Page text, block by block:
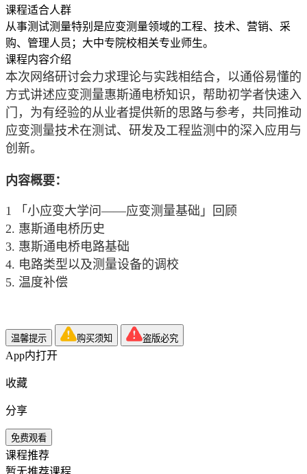
课程适合人群
从事测试测量特别是应变测量领域的工程、技术、营销、采
购、管理人员；大中专院校相关专业师生。
课程内容介绍
本次网络研讨会力求理论与实践相结合，以通俗易懂的
方式讲述应变测量惠斯通电桥知识，帮助初学者快速入
门，为有经验的从业者提供新的思路与参考，共同推动
应变测量技术在测试、研发及工程监测中的深入应用与
创新。
内容概要：
1 「小应变大学问——应变测量基础」回顾
2. 惠斯通电桥历史
3. 惠斯通电桥电路基础
4. 电路类型以及测量设备的调校
5. 温度补偿
温馨提示 购买须知 盗版必究
App内打开
收藏
分享
免费观看
课程推荐
暂无推荐课程